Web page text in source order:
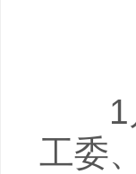
1月
工委